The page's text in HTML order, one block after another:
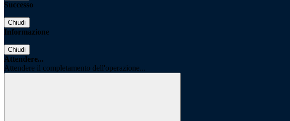
Successo
Chiudi
Informazione
Chiudi
Attendere...
Attendere il completamento dell'operazione...